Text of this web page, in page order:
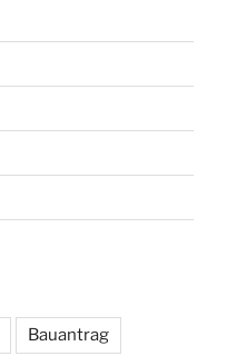
Bauantrag